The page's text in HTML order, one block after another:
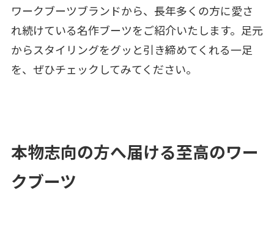
ワークブーツブランドから、長年多くの方に愛さ
れ続けている名作ブーツをご紹介いたします。足元
からスタイリングをグッと引き締めてくれる一足
を、ぜひチェックしてみてください。
本物志向の方へ届ける至高のワー
クブーツ